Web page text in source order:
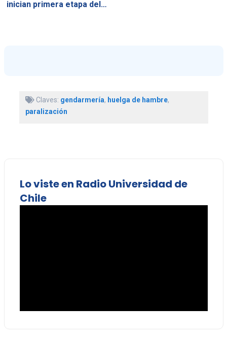
inician primera etapa del…
Claves: gendarmería, huelga de hambre,
paralización
Lo viste en Radio Universidad de
Chile